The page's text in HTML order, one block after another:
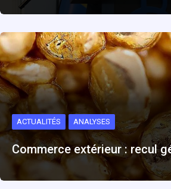
ACTUALITÉS ANALYSES
Commerce extérieur : recul